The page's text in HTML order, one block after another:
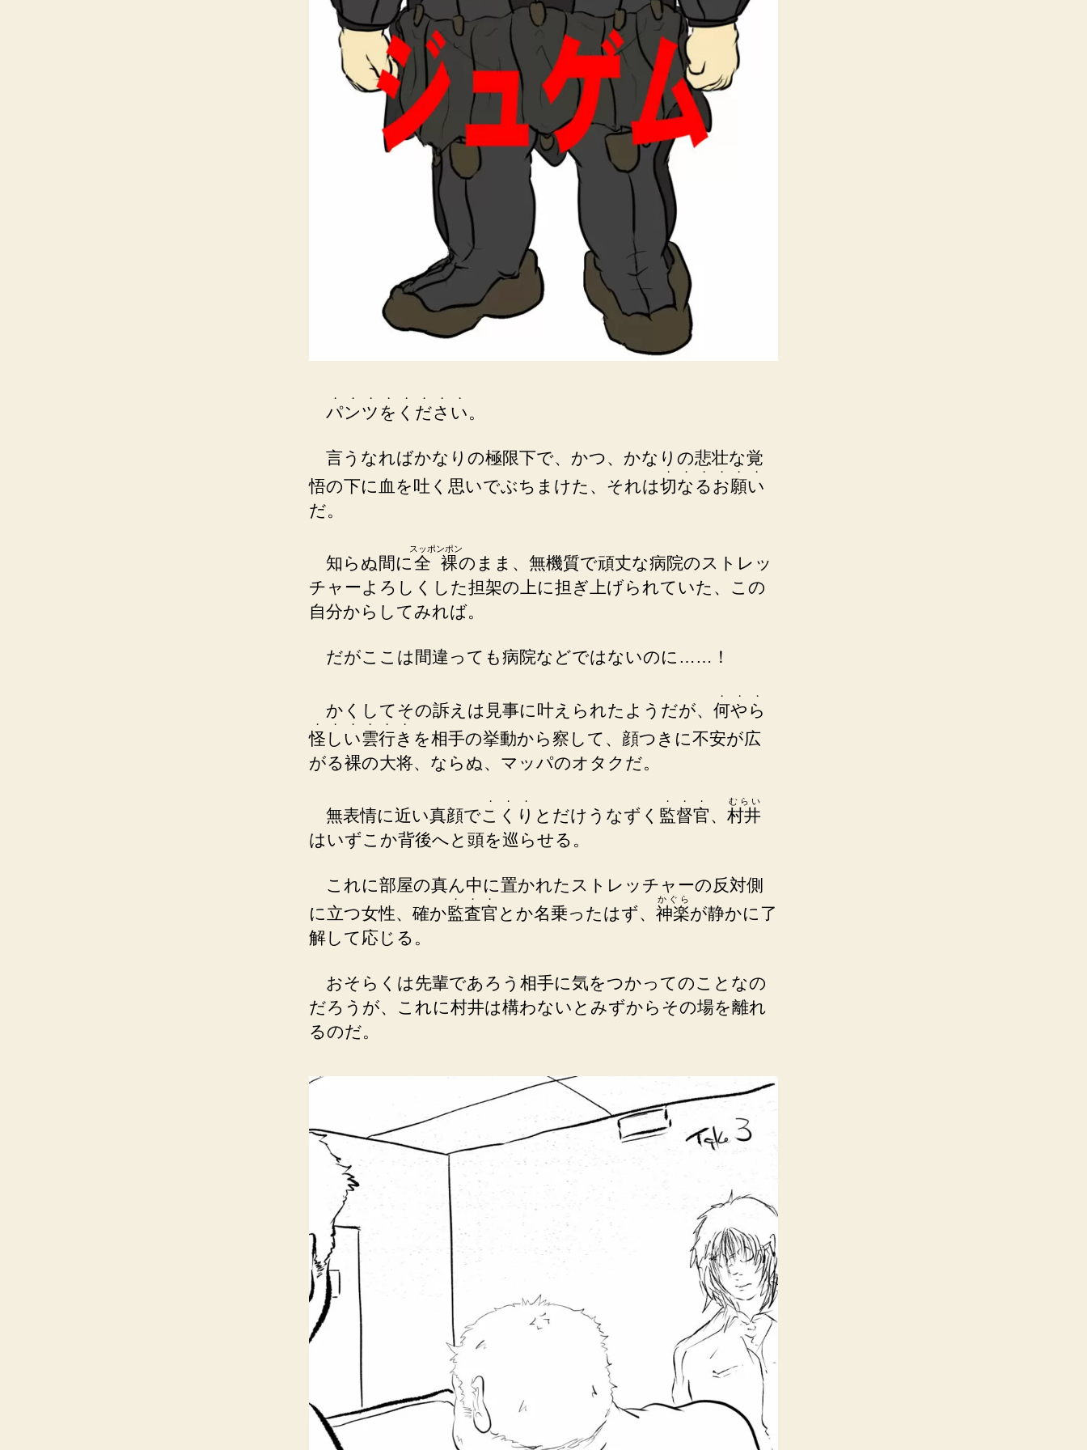
パ
・
ン
・
ツ
・
を
・
く
・
だ
・
さ
・
い
・
。
言うなればかなりの極限下で、かつ、かなりの悲壮な覚
悟の下に血を吐く思いでぶちまけた、それは切
・
な
・
る
・
お
・
願
・
い
・
だ。
知らぬ間に 全裸
スッポンポン
のまま、無機質で頑丈な病院のストレッ
チャーよろしくした担架の上に担ぎ上げられていた、この
自分からしてみれば。
だがここは間違っても病院などではないのに……！
かくしてその訴えは見事に叶えられたようだが、 何
・
や
・
ら
・
怪
・
し
・
い
・
雲
・
行
・
き
・
を相手の挙動から察して、顔つきに不安が広
がる裸の大将、ならぬ、マッパのオタクだ。
無表情に近い真顔でこ
・
く
・
り
・
とだけうなずく 監
・
督
・
官
・
、 村井
むらい
はいずこか背後へと頭を巡らせる。
これに部屋の真ん中に置かれたストレッチャーの反対側
に立つ女性、確か監
・
査
・
官
・
とか名乗ったはず、 神楽
かぐら
が静かに了
解して応じる。
おそらくは先輩であろう相手に気をつかってのことなの
だろうが、これに村井は構わないとみずからその場を離れ
るのだ。